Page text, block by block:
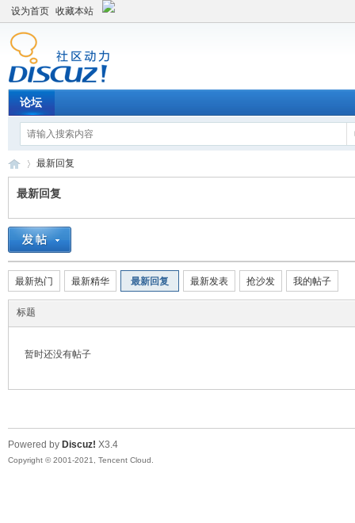
设为首页 收藏本站
论坛
平
陆
›
最新回复
最新回复
最新热门 最新精华 最新回复 最新发表 抢沙发 我的帖子
标题
暂时还没有帖子
Powered by Discuz! X3.4
Copyright © 2001-2021, Tencent Cloud.